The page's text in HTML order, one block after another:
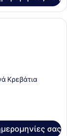
δωμάτιο
Κρεβάτια
σας